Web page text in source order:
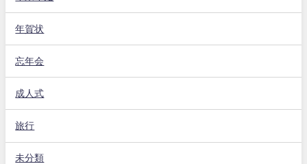
年賀状
忘年会
成人式
旅行
未分類